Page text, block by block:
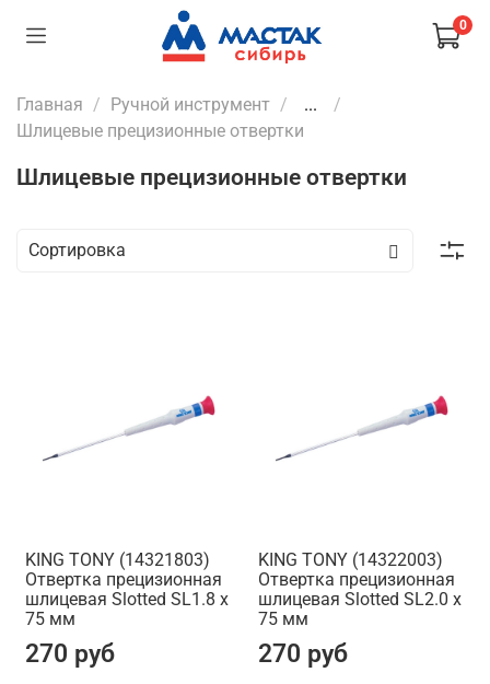
0
Главная Ручной инструмент
...
Шлицевые прецизионные отвертки
Шлицевые прецизионные отвертки
KING TONY (14321803)
Отвертка прецизионная
шлицевая Slotted SL1.8 x
75 мм
270 руб
KING TONY (14322003)
Отвертка прецизионная
шлицевая Slotted SL2.0 x
75 мм
270 руб